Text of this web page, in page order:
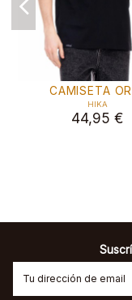
LARGO DUT
79,95 €